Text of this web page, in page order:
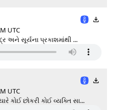
UTC
અને સૂર્યના પ્રકાશમાંથી ...
UTC
છોકરી કોઈ વ્યક્તિ સા...